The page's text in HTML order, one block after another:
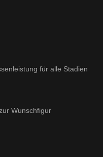
für alle Stadien
Wunschfigur